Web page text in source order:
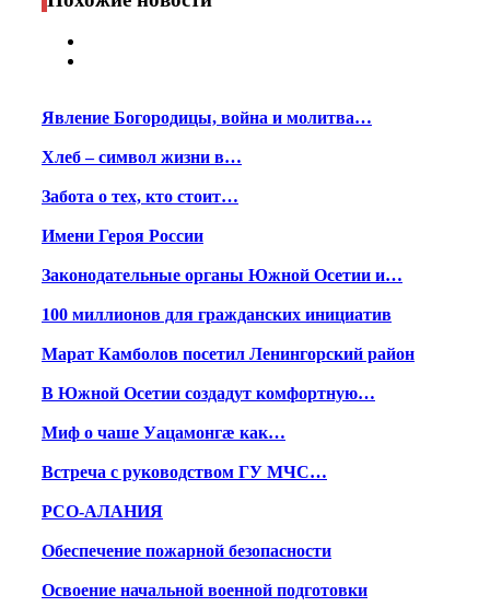
Явление Богородицы, война и молитва…
Хлеб – символ жизни в…
Забота о тех, кто стоит…
Имени Героя России
Законодательные органы Южной Осетии и…
100 миллионов для гражданских инициатив
Марат Камболов посетил Ленингорский район
В Южной Осетии создадут комфортную…
Миф о чаше Уацамонгæ как…
Встреча с руководством ГУ МЧС…
РСО-АЛАНИЯ
Обеспечение пожарной безопасности
Освоение начальной военной подготовки